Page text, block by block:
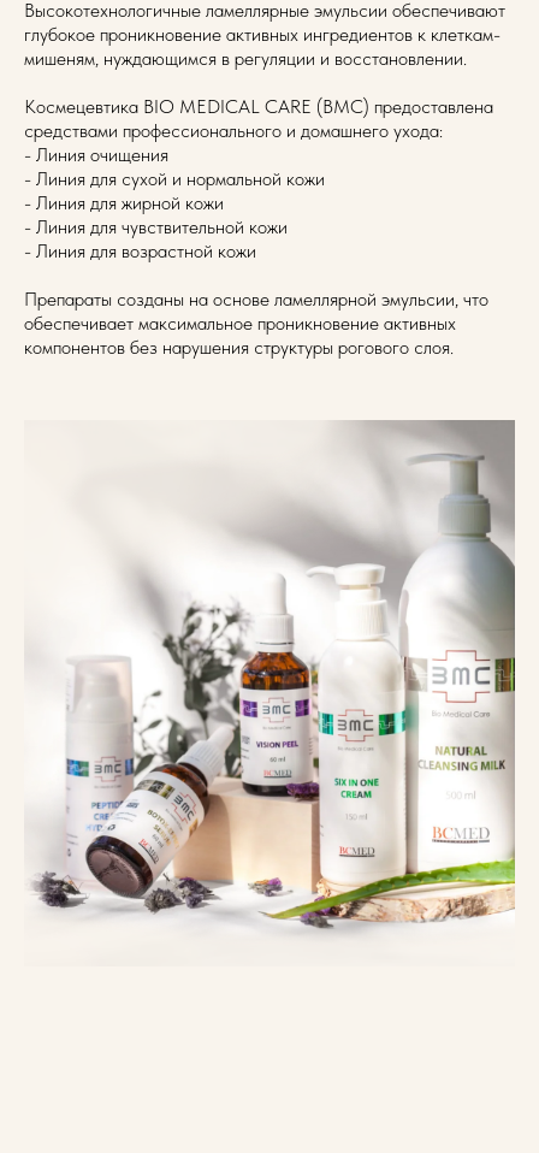
Высокотехнологичные ламеллярные эмульсии обеспечивают
глубокое проникновение активных ингредиентов к клеткам-
мишеням, нуждающимся в регуляции и восстановлении.
Космецевтика BIO MEDICAL CARE (BMC) предоставлена
средствами профессионального и домашнего ухода:
- Линия очищения
- Линия для сухой и нормальной кожи
- Линия для жирной кожи
- Линия для чувствительной кожи
- Линия для возрастной кожи
Препараты созданы на основе ламеллярной эмульсии, что
обеспечивает максимальное проникновение активных
компонентов без нарушения структуры рогового слоя.